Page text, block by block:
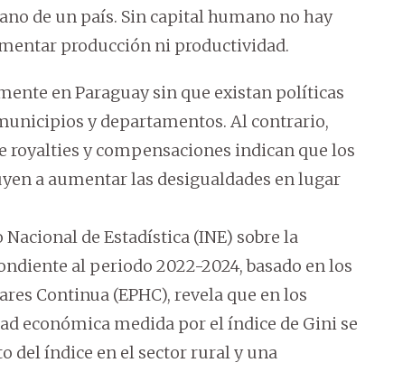
de un país. Sin capital humano no hay
producción ni productividad.
en Paraguay sin que existan políticas
y departamentos. Al contrario,
royalties y compensaciones indican que los
a aumentar las desigualdades en lugar
de Estadística (INE) sobre la
al periodo 2022-2024, basado en los
Continua (EPHC), revela que en los
económica medida por el índice de Gini se
del índice en el sector rural y una